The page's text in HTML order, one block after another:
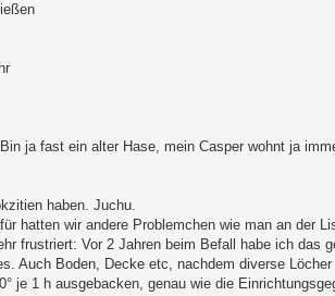
ja fast ein alter Hase, mein Casper wohnt ja
haben. Juchu.
hatten wir andere Problemchen wie man an der
frustriert: Vor 2 Jahren beim Befall habe ich das
Auch Boden, Decke etc, nachdem diverse
je 1 h ausgebacken, genau wie die